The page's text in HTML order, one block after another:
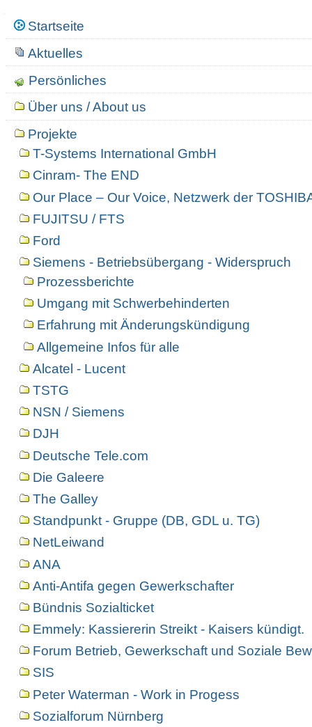
NavigationStartseite
Aktuelles
Persönliches
Über uns / About us
Projekte
T-Systems International GmbH
Cinram- The END
Our Place – Our Voice, Netzwerk der
FUJITSU / FTS
Ford
Siemens - Betriebsübergang - Widerspruch
Prozessberichte
Umgang mit Schwerbehinderten
Erfahrung mit Änderungskündigung
Allgemeine Infos für alle
Alcatel - Lucent
TSTG
NSN / Siemens
DJH
Deutsche Tele.com
Die Galeere
The Galley
Standpunkt - Gruppe (DB, GDL u. TG)
NetLeiwand
ANA
Anti-Antifa gegen Gewerkschafter
Bündnis Sozialticket
Emmely: Kassiererin Streikt - Kaisers kündigt.
Forum Betrieb, Gewerkschaft und Soziale
SIS
Peter Waterman - Work in Progess
Sozialforum Nürnberg